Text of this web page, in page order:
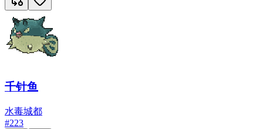
千针鱼
水毒城都
#223